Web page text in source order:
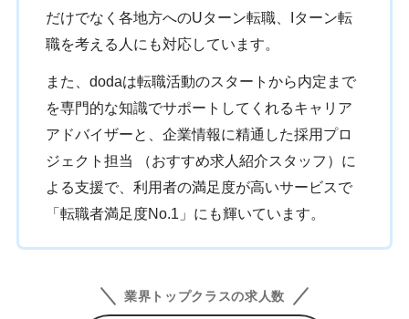
だけでなく各地方へのUターン転職、Iターン転
職を考える人にも対応しています。
また、dodaは転職活動のスタートから内定まで
を専門的な知識でサポートしてくれるキャリア
アドバイザーと、企業情報に精通した採用プロ
ジェクト担当 （おすすめ求人紹介スタッフ）に
よる支援で、利用者の満足度が高いサービスで
「転職者満足度No.1」にも輝いています。
業界トップクラスの求人数